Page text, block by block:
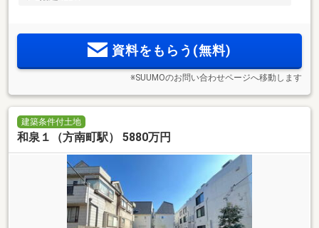
資料をもらう(無料)
※SUUMOのお問い合わせページへ移動します
建築条件付土地
和泉１（方南町駅） 5880万円